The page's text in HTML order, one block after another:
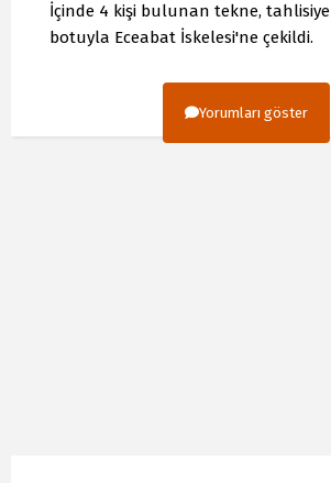
İçinde 4 kişi bulunan tekne, tahlisiye
botuyla Eceabat İskelesi'ne çekildi.
Yorumları göster